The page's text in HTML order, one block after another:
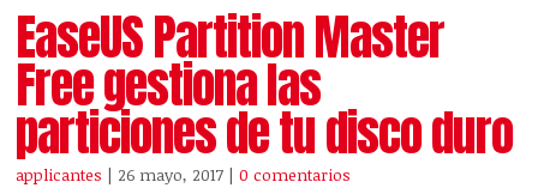
EaseUS Partition Master
Free gestiona las
particiones de tu disco duro
applicantes | 26 mayo, 2017 |0 comentarios